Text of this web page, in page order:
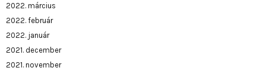
2022. március
2022. február
2022. január
2021. december
2021. november